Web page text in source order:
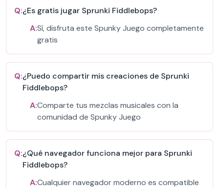
Q:¿Es gratis jugar Sprunki Fiddlebops?
A:Sí, disfruta este Spunky Juego completamente
gratis
Q:¿Puedo compartir mis creaciones de Sprunki
Fiddlebops?
A:Comparte tus mezclas musicales con la
comunidad de Spunky Juego
Q:¿Qué navegador funciona mejor para Sprunki
Fiddlebops?
A:Cualquier navegador moderno es compatible